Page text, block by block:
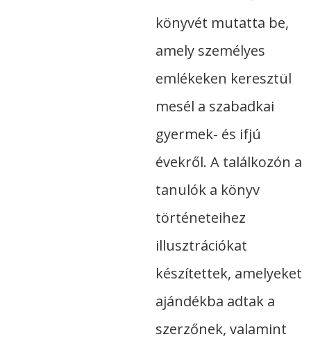
könyvét mutatta be,
amely személyes
emlékeken keresztül
mesél a szabadkai
gyermek- és ifjú
évekről. A találkozón a
tanulók a könyv
történeteihez
illusztrációkat
készítettek, amelyeket
ajándékba adtak a
szerzőnek, valamint